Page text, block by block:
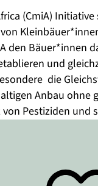
(CmiA)
den Bäuer*innen
und
die
Anbau ohne
von Pestiziden